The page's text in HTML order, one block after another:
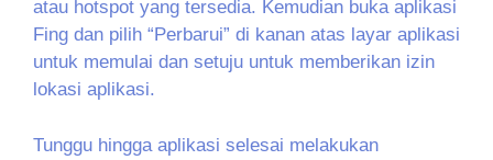
atau hotspot yang tersedia. Kemudian buka aplikasi
Fing dan pilih “Perbarui” di kanan atas layar aplikasi
untuk memulai dan setuju untuk memberikan izin
lokasi aplikasi.
Tunggu hingga aplikasi selesai melakukan